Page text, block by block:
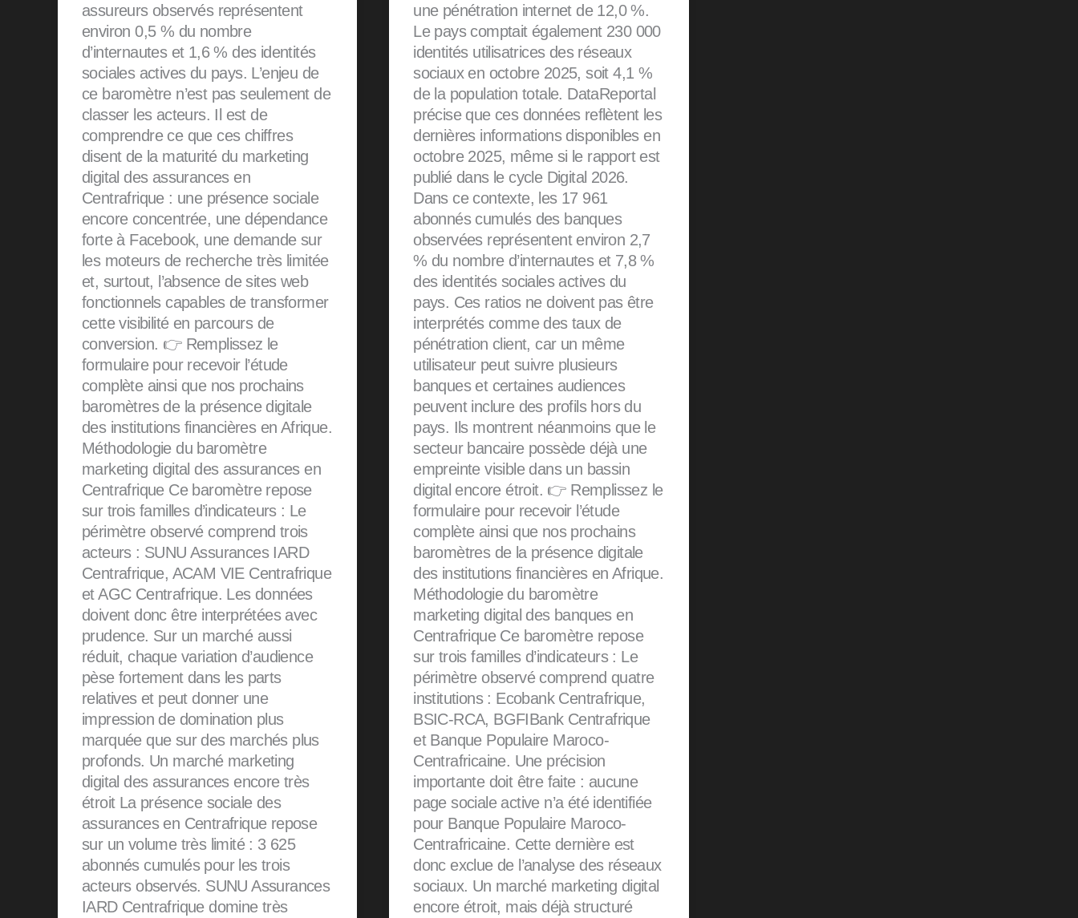
assureurs observés représentent
environ 0,5 % du nombre
d’internautes et 1,6 % des identités
sociales actives du pays. L’enjeu de
ce baromètre n’est pas seulement de
classer les acteurs. Il est de
comprendre ce que ces chiffres
disent de la maturité du marketing
digital des assurances en
Centrafrique : une présence sociale
encore concentrée, une dépendance
forte à Facebook, une demande sur
les moteurs de recherche très limitée
et, surtout, l’absence de sites web
fonctionnels capables de transformer
cette visibilité en parcours de
conversion. 👉 Remplissez le
formulaire pour recevoir l’étude
complète ainsi que nos prochains
baromètres de la présence digitale
des institutions financières en Afrique.
Méthodologie du baromètre
marketing digital des assurances en
Centrafrique Ce baromètre repose
sur trois familles d’indicateurs : Le
périmètre observé comprend trois
acteurs : SUNU Assurances IARD
Centrafrique, ACAM VIE Centrafrique
et AGC Centrafrique. Les données
doivent donc être interprétées avec
prudence. Sur un marché aussi
réduit, chaque variation d’audience
pèse fortement dans les parts
relatives et peut donner une
impression de domination plus
marquée que sur des marchés plus
profonds. Un marché marketing
digital des assurances encore très
étroit La présence sociale des
assurances en Centrafrique repose
sur un volume très limité : 3 625
abonnés cumulés pour les trois
acteurs observés. SUNU Assurances
IARD Centrafrique domine très
une pénétration internet de 12,0 %.
Le pays comptait également 230 000
identités utilisatrices des réseaux
sociaux en octobre 2025, soit 4,1 %
de la population totale. DataReportal
précise que ces données reflètent les
dernières informations disponibles en
octobre 2025, même si le rapport est
publié dans le cycle Digital 2026.
Dans ce contexte, les 17 961
abonnés cumulés des banques
observées représentent environ 2,7
% du nombre d’internautes et 7,8 %
des identités sociales actives du
pays. Ces ratios ne doivent pas être
interprétés comme des taux de
pénétration client, car un même
utilisateur peut suivre plusieurs
banques et certaines audiences
peuvent inclure des profils hors du
pays. Ils montrent néanmoins que le
secteur bancaire possède déjà une
empreinte visible dans un bassin
digital encore étroit. 👉 Remplissez le
formulaire pour recevoir l’étude
complète ainsi que nos prochains
baromètres de la présence digitale
des institutions financières en Afrique.
Méthodologie du baromètre
marketing digital des banques en
Centrafrique Ce baromètre repose
sur trois familles d’indicateurs : Le
périmètre observé comprend quatre
institutions : Ecobank Centrafrique,
BSIC-RCA, BGFIBank Centrafrique
et Banque Populaire Maroco-
Centrafricaine. Une précision
importante doit être faite : aucune
page sociale active n’a été identifiée
pour Banque Populaire Maroco-
Centrafricaine. Cette dernière est
donc exclue de l’analyse des réseaux
sociaux. Un marché marketing digital
encore étroit, mais déjà structuré